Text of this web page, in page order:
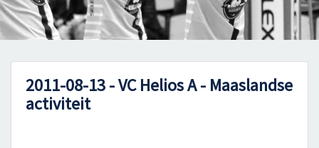
2011-08-13 - VC Helios A - Maaslandse
activiteit